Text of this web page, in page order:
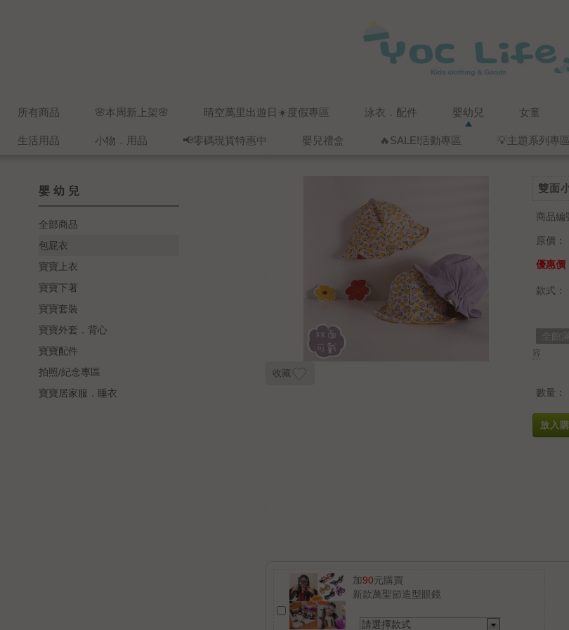
所有商品 🌸本周新上架🌸 晴空萬里出遊日☀️度假專區 泳衣．配件 嬰幼兒 女童
生活用品 小物．用品 📢零碼現貨特惠中 嬰兒禮盒 🔥SALE!活動專區 💡主題系列專區
嬰幼兒
全部商品
包屁衣
寶寶上衣
寶寶下著
寶寶套裝
寶寶外套．背心
寶寶配件
拍照/紀念專區
寶寶居家服．睡衣
收藏
雙面
商品編
原價：
優惠價
款式：
全館
容
數量：
放入
加90元購買
新款萬聖節造型眼鏡
請選擇款式